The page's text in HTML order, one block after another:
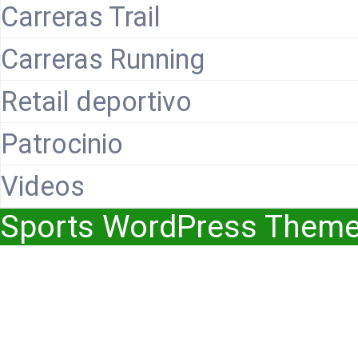
Carreras Trail
Carreras Running
Retail deportivo
Patrocinio
Videos
Sports WordPress